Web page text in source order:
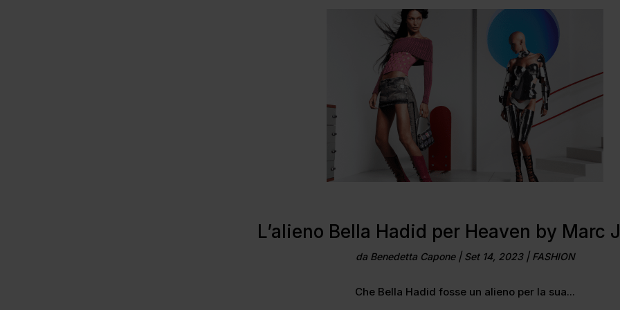
L’alieno Bella Hadid per Heaven by Marc
da Benedetta Capone| Set 14, 2023| FASHION
Che Bella Hadid fosse un alieno per la sua...